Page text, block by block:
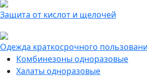
Защита от кислот и щелочей
Одежда краткосрочного
Комбинезоны одноразовые
Халаты одноразовые